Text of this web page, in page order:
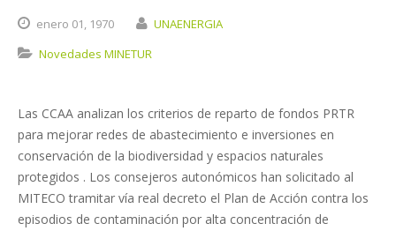
enero 01, 1970
UNAENERGIA
Novedades MINETUR
Las CCAA analizan los criterios de reparto de fondos PRTR
para mejorar redes de abastecimiento e inversiones en
conservación de la biodiversidad y espacios naturales
protegidos . Los consejeros autonómicos han solicitado al
MITECO tramitar vía real decreto el Plan de Acción contra los
episodios de contaminación por alta concentración de